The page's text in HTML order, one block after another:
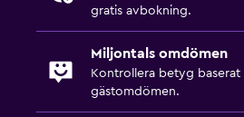
gratis avbokning.
Miljontals omdömen
Kontrollera betyg baserat
gästomdömen.